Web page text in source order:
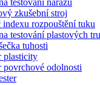
zkušební stroj
rozpouštění tuku
testování plastových
tuhosti
plasticity
povrchové odolnosti